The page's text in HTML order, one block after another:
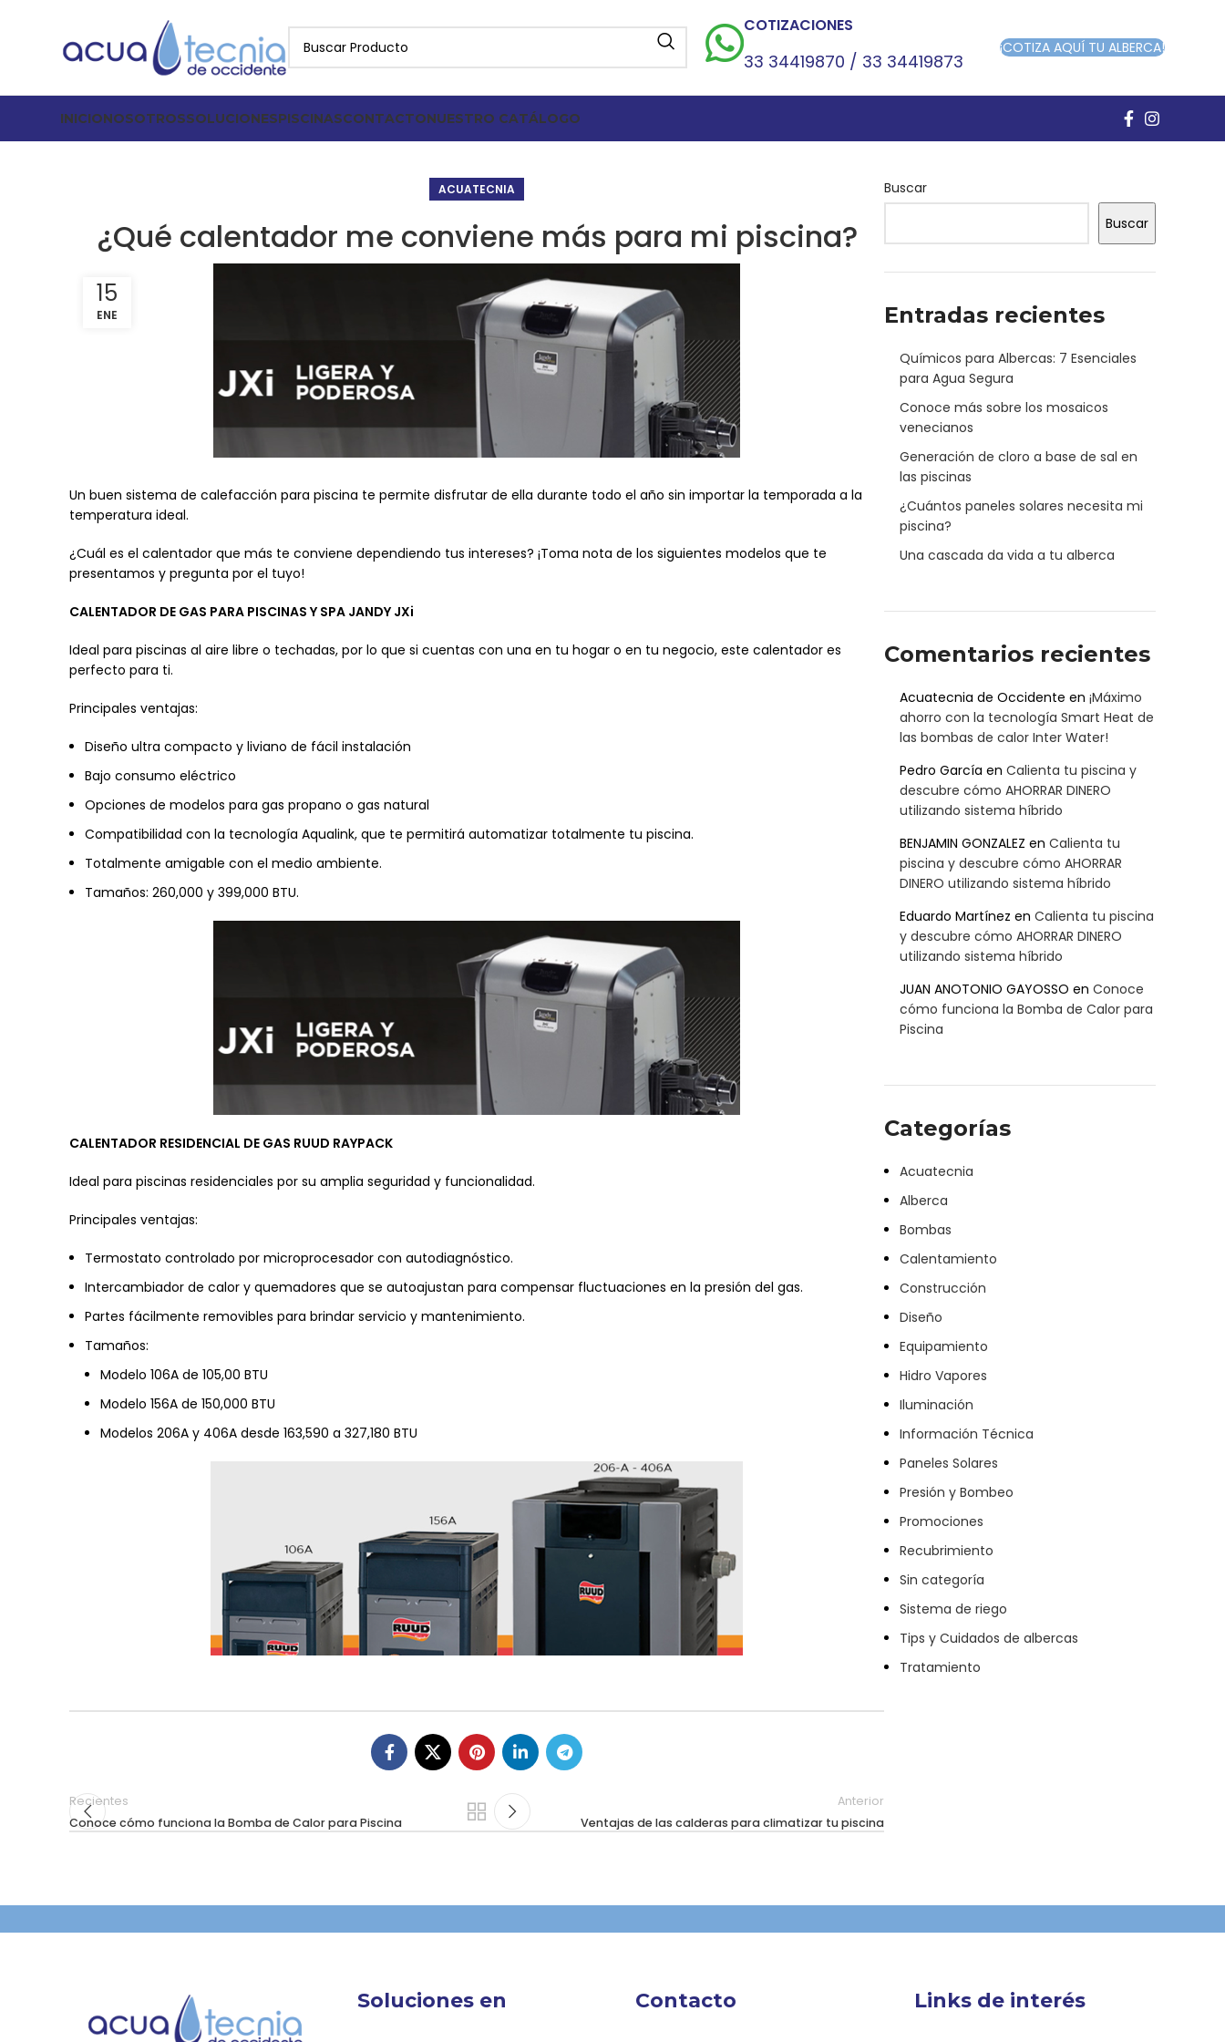
COTIZACIONES
33 34419870 / 33 34419873
¡COTIZA AQUÍ TU ALBERCA!
INICIONOSOTROSSOLUCIONESPISCINASCONTACTONUESTRO CATÁLOGO
ACUATECNIA
¿Qué calentador me conviene más para mi piscina?
15
ENE
Un buen sistema de calefacción para piscina te permite disfrutar de ella durante todo el año sin importar la temporada a la
temperatura ideal.
¿Cuál es el calentador que más te conviene dependiendo tus intereses? ¡Toma nota de los siguientes modelos que te
presentamos y pregunta por el tuyo!
CALENTADOR DE GAS PARA PISCINAS Y SPA JANDY JXi
Ideal para piscinas al aire libre o techadas, por lo que si cuentas con una en tu hogar o en tu negocio, este calentador es
perfecto para ti.
Principales ventajas:
Diseño ultra compacto y liviano de fácil instalación
Bajo consumo eléctrico
Opciones de modelos para gas propano o gas natural
Compatibilidad con la tecnología Aqualink, que te permitirá automatizar totalmente tu piscina.
Totalmente amigable con el medio ambiente.
Tamaños: 260,000 y 399,000 BTU.
CALENTADOR RESIDENCIAL DE GAS RUUD RAYPACK
Ideal para piscinas residenciales por su amplia seguridad y funcionalidad.
Principales ventajas:
Termostato controlado por microprocesador con autodiagnóstico.
Intercambiador de calor y quemadores que se autoajustan para compensar fluctuaciones en la presión del gas.
Partes fácilmente removibles para brindar servicio y mantenimiento.
Tamaños:
Modelo 106A de 105,00 BTU
Modelo 156A de 150,000 BTU
Modelos 206A y 406A desde 163,590 a 327,180 BTU
Recientes
Conoce cómo funciona la Bomba de Calor para Piscina
Anterior
Ventajas de las calderas para climatizar tu piscina
Buscar
Buscar
Entradas recientes
Químicos para Albercas: 7 Esenciales
para Agua Segura
Conoce más sobre los mosaicos
venecianos
Generación de cloro a base de sal en
las piscinas
¿Cuántos paneles solares necesita mi
piscina?
Una cascada da vida a tu alberca
Comentarios recientes
Acuatecnia de Occidente en ¡Máximo
ahorro con la tecnología Smart Heat de
las bombas de calor Inter Water!
Pedro García en Calienta tu piscina y
descubre cómo AHORRAR DINERO
utilizando sistema híbrido
BENJAMIN GONZALEZ en Calienta tu
piscina y descubre cómo AHORRAR
DINERO utilizando sistema híbrido
Eduardo Martínez en Calienta tu piscina
y descubre cómo AHORRAR DINERO
utilizando sistema híbrido
JUAN ANOTONIO GAYOSSO en Conoce
cómo funciona la Bomba de Calor para
Piscina
Categorías
Acuatecnia
Alberca
Bombas
Calentamiento
Construcción
Diseño
Equipamiento
Hidro Vapores
Iluminación
Información Técnica
Paneles Solares
Presión y Bombeo
Promociones
Recubrimiento
Sin categoría
Sistema de riego
Tips y Cuidados de albercas
Tratamiento
Soluciones en Contacto Links de interés